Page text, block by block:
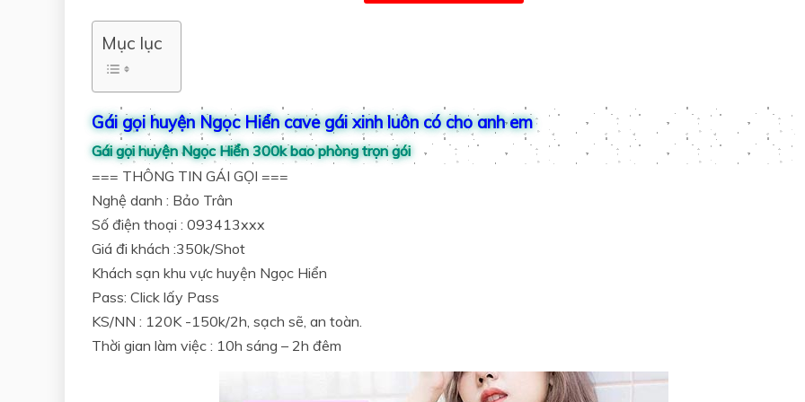
Mục lục
Gái gọi huyện Ngọc Hiển cave gái xinh luôn có cho anh em
Gái gọi huyện Ngọc Hiển 300k bao phòng trọn gói
=== THÔNG TIN GÁI GỌI ===
Nghệ danh : Bảo Trân
Số điện thoại : 093413xxx
Giá đi khách :350k/Shot
Khách sạn khu vực huyện Ngọc Hiển
Pass: Click lấy Pass
KS/NN : 120K -150k/2h, sạch sẽ, an toàn.
Thời gian làm việc : 10h sáng – 2h đêm